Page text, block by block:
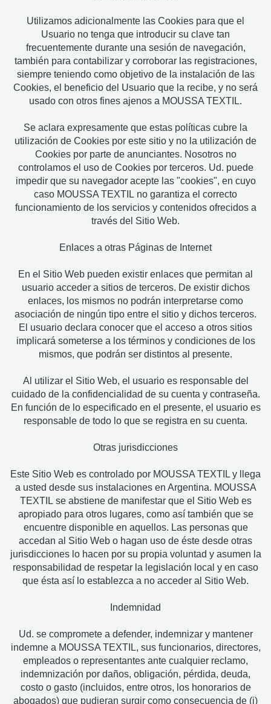
Utilizamos adicionalmente las Cookies para que el
Usuario no tenga que introducir su clave tan
frecuentemente durante una sesión de navegación,
también para contabilizar y corroborar las registraciones,
siempre teniendo como objetivo de la instalación de las
Cookies, el beneficio del Usuario que la recibe, y no será
usado con otros fines ajenos a MOUSSA TEXTIL.
Se aclara expresamente que estas políticas cubre la
utilización de Cookies por este sitio y no la utilización de
Cookies por parte de anunciantes. Nosotros no
controlamos el uso de Cookies por terceros. Ud. puede
impedir que su navegador acepte las "cookies", en cuyo
caso MOUSSA TEXTIL no garantiza el correcto
funcionamiento de los servicios y contenidos ofrecidos a
través del Sitio Web.
Enlaces a otras Páginas de Internet
En el Sitio Web pueden existir enlaces que permitan al
usuario acceder a sitios de terceros. De existir dichos
enlaces, los mismos no podrán interpretarse como
asociación de ningún tipo entre el sitio y dichos terceros.
El usuario declara conocer que el acceso a otros sitios
implicará someterse a los términos y condiciones de los
mismos, que podrán ser distintos al presente.
Al utilizar el Sitio Web, el usuario es responsable del
cuidado de la confidencialidad de su cuenta y contraseña.
En función de lo especificado en el presente, el usuario es
responsable de todo lo que se registra en su cuenta.
Otras jurisdicciones
Este Sitio Web es controlado por MOUSSA TEXTIL y llega
a usted desde sus instalaciones en Argentina. MOUSSA
TEXTIL se abstiene de manifestar que el Sitio Web es
apropiado para otros lugares, como así también que se
encuentre disponible en aquellos. Las personas que
accedan al Sitio Web o hagan uso de éste desde otras
jurisdicciones lo hacen por su propia voluntad y asumen la
responsabilidad de respetar la legislación local y en caso
que ésta así lo establezca a no acceder al Sitio Web.
Indemnidad
Ud. se compromete a defender, indemnizar y mantener
indemne a MOUSSA TEXTIL, sus funcionarios, directores,
empleados o representantes ante cualquier reclamo,
indemnización por daños, obligación, pérdida, deuda,
costo o gasto (incluidos, entre otros, los honorarios de
abogados) que pudieran surgir como consecuencia de (i)